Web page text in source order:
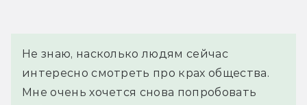
Не знаю, насколько людям сейчас
интересно смотреть про крах общества.
Мне очень хочется снова попробовать